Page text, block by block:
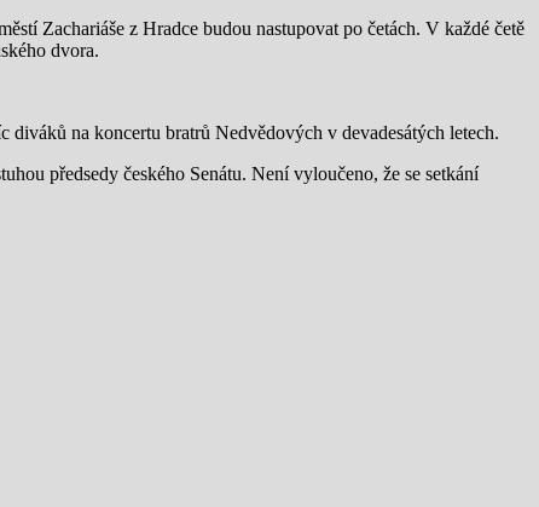
Zachariáše z Hradce budou nastupovat po četách. V každé četě
dvora.
diváků na koncertu bratrů Nedvědových v devadesátých letech.
předsedy českého Senátu. Není vyloučeno, že se setkání